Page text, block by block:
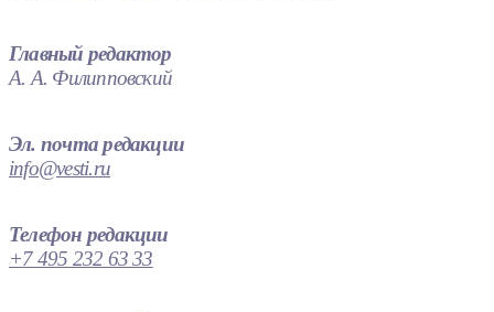
Главный редактор
А. А. Филипповский
Эл. почта редакции
info@vesti.ru
Телефон редакции
+7 495 232 63 33